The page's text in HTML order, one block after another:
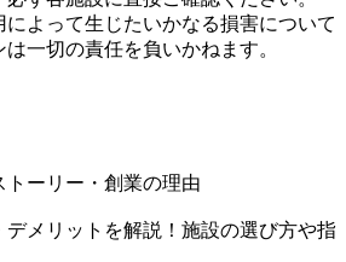
よって生じたいかなる損害について
一切の責任を負いかねます。
ーリー・創業の理由
メリットを解説！施設の選び方や指